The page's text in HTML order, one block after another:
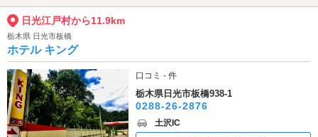
日光江戸村から11.9km
栃木県 日光市板橋
ホテル キング
口コミ - 件
栃木県日光市板橋938-1
0288-26-2876
土沢IC